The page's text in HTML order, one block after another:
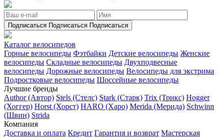
Подписаться Подписаться Подписаться
Каталог велосипедов
Горные велосипеды Фэтбайки Детские велосипеды Женские
велосипеды Складные велосипеды Двухподвесные
велосипеды Дорожные велосипеды Велосипеды для экстрима
Подростковые велосипеды Шоссейные велосипеды
Лучшие бренды
Author (Автор) Stels (Стелс) Stark (Старк) Trix (Трикс) Hogger
(Хоггер) Horst (Хорст) HARO (Харо) Merida (Мерида) Schwinn
(Швин) Strida
Компания
Доставка и оплата Кредит Гарантия и возврат Мастерская